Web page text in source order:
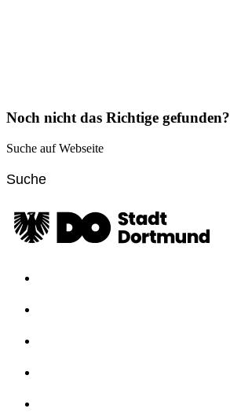
Noch nicht das Richtige gefunden?
Suche auf Webseite